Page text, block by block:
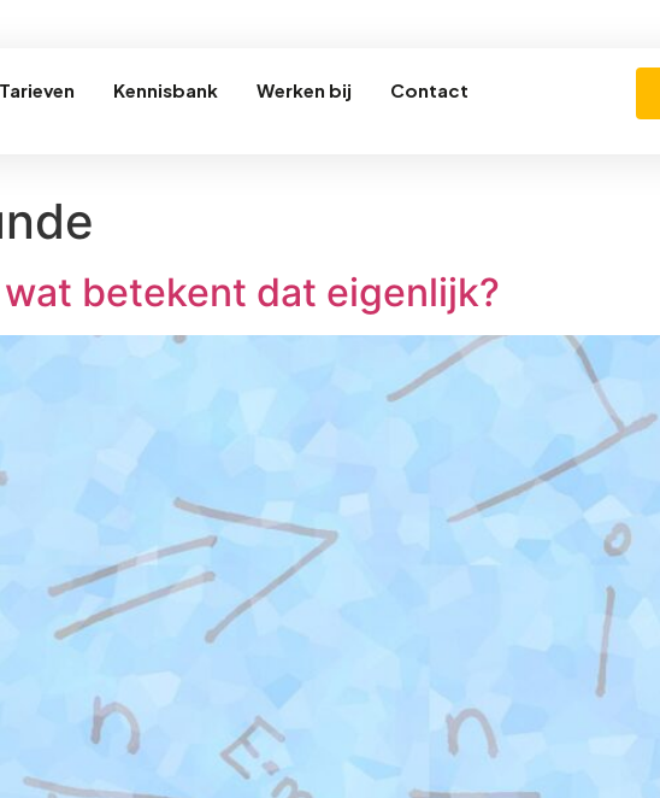
Tarieven Kennisbank Werken bij Contact
betekent dat eigenlijk?